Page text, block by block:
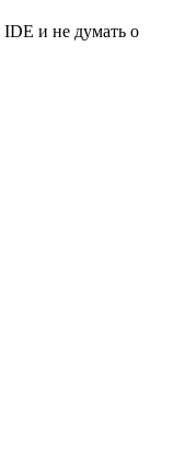
IDE и не думать о